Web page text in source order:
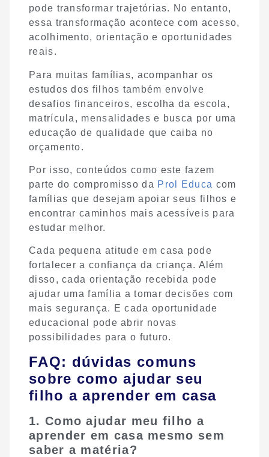
pode transformar trajetórias. No entanto,
essa transformação acontece com acesso,
acolhimento, orientação e oportunidades
reais.
Para muitas famílias, acompanhar os
estudos dos filhos também envolve
desafios financeiros, escolha da escola,
matrícula, mensalidades e busca por uma
educação de qualidade que caiba no
orçamento.
Por isso, conteúdos como este fazem
parte do compromisso da Prol Educa com
famílias que desejam apoiar seus filhos e
encontrar caminhos mais acessíveis para
estudar melhor.
Cada pequena atitude em casa pode
fortalecer a confiança da criança. Além
disso, cada orientação recebida pode
ajudar uma família a tomar decisões com
mais segurança. E cada oportunidade
educacional pode abrir novas
possibilidades para o futuro.
FAQ: dúvidas comuns
sobre como ajudar seu
filho a aprender em casa
1. Como ajudar meu filho a
aprender em casa mesmo sem
saber a matéria?